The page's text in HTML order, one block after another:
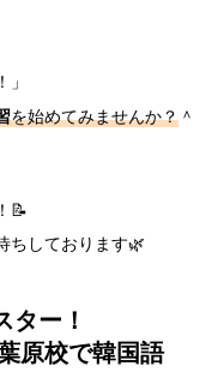
を始めてみませんか？＾
📝
ちしております🌿
ター！
原校で韓国語